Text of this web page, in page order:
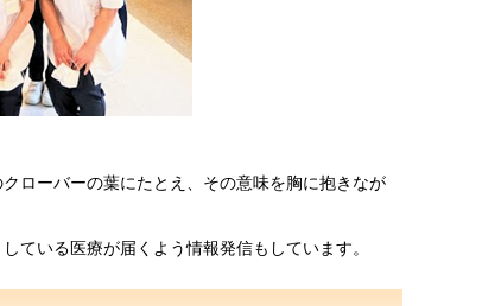
ローバーの葉にたとえ、その意味を胸に抱きなが
ている医療が届くよう情報発信もしています。